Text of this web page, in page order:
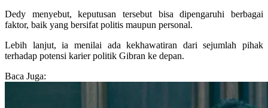
Dedy menyebut, keputusan tersebut bisa dipengaruhi berbagai
faktor, baik yang bersifat politis maupun personal.
Lebih lanjut, ia menilai ada kekhawatiran dari sejumlah pihak
terhadap potensi karier politik Gibran ke depan.
Baca Juga: